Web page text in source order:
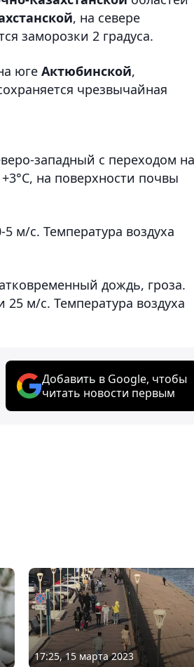
, на севере
заморозки 2 градуса.
юге Актюбинской,
чрезвычайная
западный с переходом на
на поверхности почвы
м/с. Температура воздуха
дождь, гроза.
м/с. Температура воздуха
Добавить в Google, чтобы
читать новости первым
17:25, 15 марта 2023